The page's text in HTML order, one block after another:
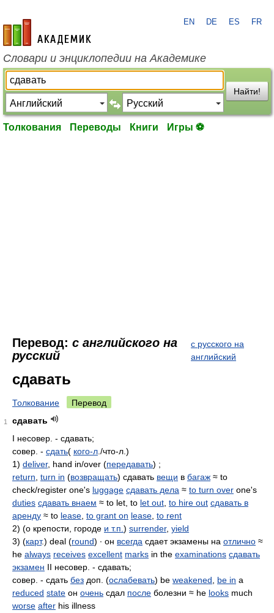
academic.ru
EN DE ES FR
Словари и энциклопедии на Академике
Найти!
Толкования Переводы Книги Игры ⚽
Перевод: с английского на
русский
с русского на
английский
сдавать
Толкование Перевод
1
сдавать
I несовер. - сдавать;
совер. - сдать( кого-л ./что-л.)
1) deliver, hand in/over (передавать) ;
return turn in (возвращать) сдавать вещи в багаж ≈ to
check/register one's luggage сдавать дела ≈ to turn over one's
duties сдавать внаем ≈ to let, to let out to hire out сдавать в
аренду ≈ to lease to grant on lease to rent
2) (о крепости, городе и т.п. ) surrender, yield
3) (карт.) deal (round) ∙ он всегда сдает экзамены на отлично ≈
he always receives excellent marks in the examinations сдавать
экзамен II несовер. - сдавать;
совер. - сдать без доп. (ослабевать) be weakened be in a
reduced state он очень сдал после болезни ≈ he looks much
worse after his illness